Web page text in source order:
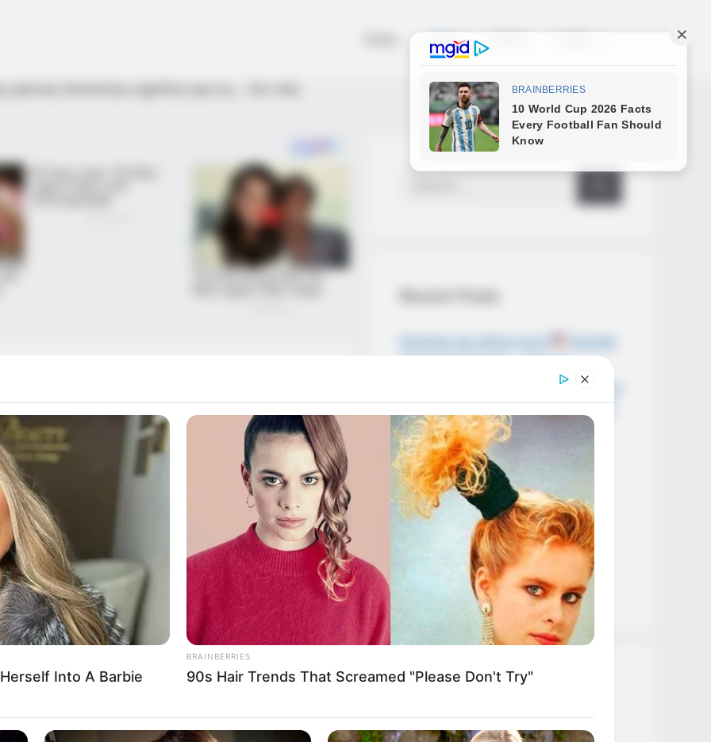
News
Search
Trump acaba de… ver más
Hace pocos minuto se presento un
grav3 4ccident3 en la vía Sa…Ver
más
Hace 2 minutos, acaba de fall…
Ver más
Fallec3 hombre de 65 añ0s en
banco de h0spital por falta de…
Hace 30 minutos acaban de
confirmar que…Ver más
Categories
News
Into A Barbie
BRAINBERRIES
90s Hair Trends That Screamed "Please Don't Try"
Bond Casting